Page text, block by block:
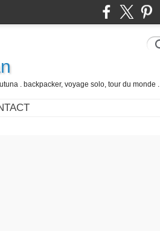
. backpacker, voyage solo, tour du monde .